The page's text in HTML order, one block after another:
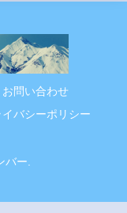
お問い合わせ
イバシーポリシー
ー.